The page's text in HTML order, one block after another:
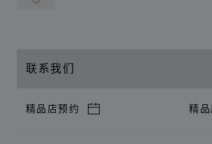
联系我们
精品店预约 精